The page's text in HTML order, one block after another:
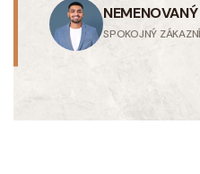
NEMENOVANÝ
SPOKOJNÝ